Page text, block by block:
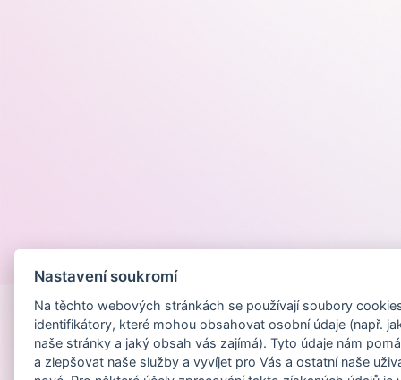
Nastavení soukromí
Na těchto webových stránkách se používají soubory
identifikátory, které mohou obsahovat osobní údaje (např.
naše stránky a jaký obsah vás zajímá). Tyto údaje nám
a zlepšovat naše služby a vyvíjet pro Vás a ostatní naše